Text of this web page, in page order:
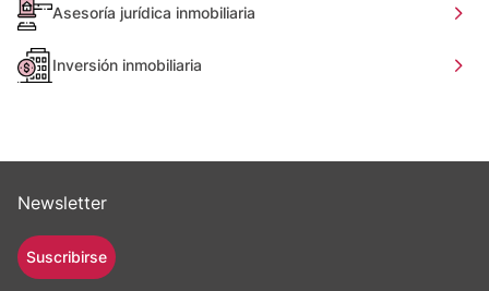
Asesoría jurídica inmobiliaria
Inversión inmobiliaria
Newsletter
Suscribirse